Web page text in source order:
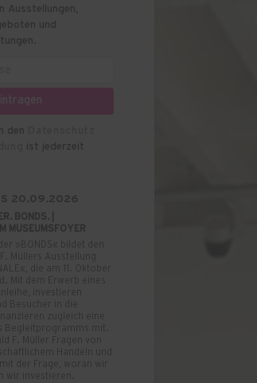
Ausstellungen,
und
den
ist jederzeit
BONDS. |
MUSEUMSFOYER
»BONDS« bildet den
Müllers Ausstellung
die am 11. Oktober
Mit dem Erwerb eines
investieren
zugleich eine
Begleitprogramms mit.
F. Müller Fragen von
Handeln und
der Frage, woran wir
wir investieren.